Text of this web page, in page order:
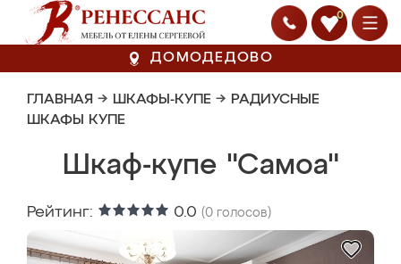
0
ДОМОДЕДОВО
ГЛАВНАЯ → ШКАФЫ-КУПЕ → РАДИУСНЫЕ
ШКАФЫ КУПЕ
Шкаф-купе "Самоа"
Рейтинг: 0.0 (0 голосов)